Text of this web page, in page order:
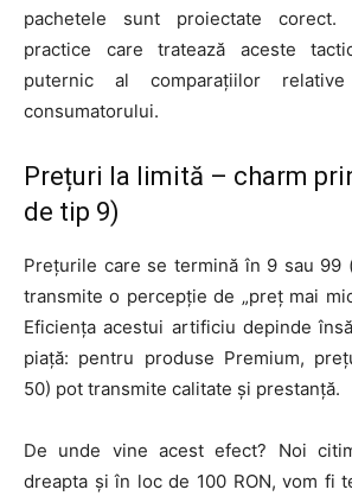
pachetele sunt proiectate
practice care tratează aceste
puternic al comparațiilor
consumatorului.
Prețuri la limită – charm
de tip 9)
Prețurile care se termină în 9 sau 99
transmite o percepție de „preț mai
Eficiența acestui artificiu depinde
piață: pentru produse Premium,
50) pot transmite calitate și prestanță.
De unde vine acest efect? Noi
dreapta și în loc de 100 RON, vom fi